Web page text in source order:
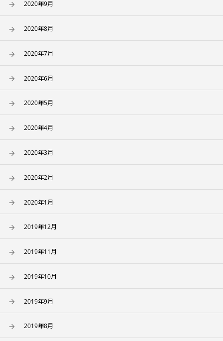
2020年9月
2020年8月
2020年7月
2020年6月
2020年5月
2020年4月
2020年3月
2020年2月
2020年1月
2019年12月
2019年11月
2019年10月
2019年9月
2019年8月